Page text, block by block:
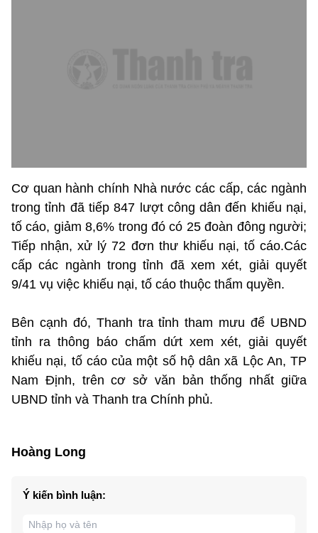
Cơ quan hành chính Nhà nước các cấp, các ngành
trong tỉnh đã tiếp 847 lượt công dân đến khiếu nại,
tố cáo, giảm 8,6% trong đó có 25 đoàn đông người;
Tiếp nhận, xử lý 72 đơn thư khiếu nại, tố cáo.Các
cấp các ngành trong tỉnh đã xem xét, giải quyết
9/41 vụ việc khiếu nại, tố cáo thuộc thẩm quyền.
Bên cạnh đó, Thanh tra tỉnh tham mưu để UBND
tỉnh ra thông báo chấm dứt xem xét, giải quyết
khiếu nại, tố cáo của một số hộ dân xã Lộc An, TP
Nam Định, trên cơ sở văn bản thống nhất giữa
UBND tỉnh và Thanh tra Chính phủ.
Hoàng Long
Ý kiến bình luận: